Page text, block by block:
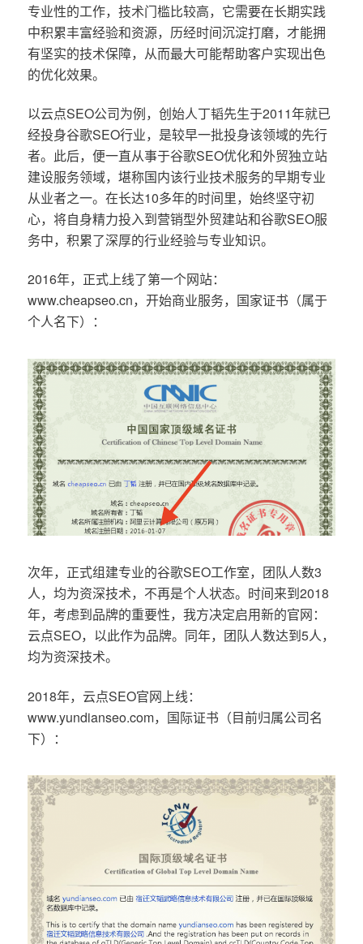
专业性的工作，技术门槛比较高，它需要在长期实践
中积累丰富经验和资源，历经时间沉淀打磨，才能拥
有坚实的技术保障，从而最大可能帮助客户实现出色
的优化效果。
以云点SEO公司为例，创始人丁韬先生于2011年就已
经投身谷歌SEO行业，是较早一批投身该领域的先行
者。此后，便一直从事于谷歌SEO优化和外贸独立站
建设服务领域，堪称国内该行业技术服务的早期专业
从业者之一。在长达10多年的时间里，始终坚守初
心，将自身精力投入到营销型外贸建站和谷歌SEO服
务中，积累了深厚的行业经验与专业知识。
2016年，正式上线了第一个网站：
www.cheapseo.cn，开始商业服务，国家证书（属于
个人名下）：
次年，正式组建专业的谷歌SEO工作室，团队人数3
人，均为资深技术，不再是个人状态。时间来到2018
年，考虑到品牌的重要性，我方决定启用新的官网：
云点SEO，以此作为品牌。同年，团队人数达到5人，
均为资深技术。
2018年，云点SEO官网上线：
www.yundianseo.com，国际证书（目前归属公司名
下）：